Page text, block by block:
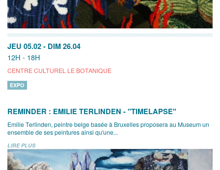
JEU 05.02 - DIM 26.04
12H - 18H
CENTRE CULTUREL LE BOTANIQUE
EXPO
REMINDER : EMILIE TERLINDEN - "TIMELAPSE"
Emilie Terlinden, peintre belge basée à Bruxelles proposera au Museum un
ensemble de ses peintures ainsi qu'une...
LIRE PLUS